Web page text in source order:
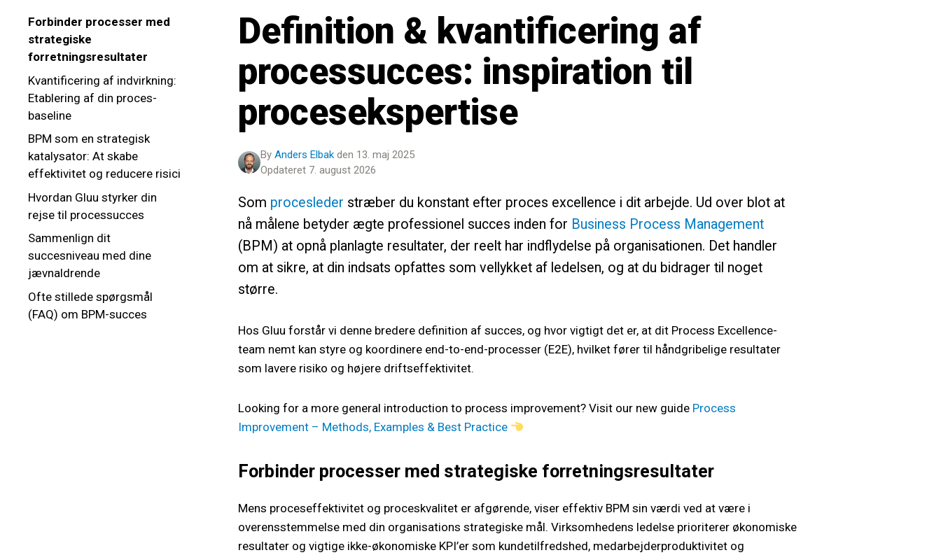
Forbinder processer med
strategiske
forretningsresultater
Kvantificering af indvirkning:
Etablering af din proces-
baseline
BPM som en strategisk
katalysator: At skabe
effektivitet og reducere risici
Hvordan Gluu styrker din
rejse til processucces
Sammenlign dit
succesniveau med dine
jævnaldrende
Ofte stillede spørgsmål
(FAQ) om BPM-succes
Definition & kvantificering af
processucces: inspiration til
procesekspertise
By Anders Elbak den 13. maj 2025
Opdateret 7. august 2026
Som procesleder stræber du konstant efter proces excellence i dit arbejde. Ud over blot at
nå målene betyder ægte professionel succes inden for Business Process Management
(BPM) at opnå planlagte resultater, der reelt har indflydelse på organisationen. Det handler
om at sikre, at din indsats opfattes som vellykket af ledelsen, og at du bidrager til noget
større.
Hos Gluu forstår vi denne bredere definition af succes, og hvor vigtigt det er, at dit Process Excellence-
team nemt kan styre og koordinere end-to-end-processer (E2E), hvilket fører til håndgribelige resultater
som lavere risiko og højere driftseffektivitet.
Looking for a more general introduction to process improvement? Visit our new guide Process
Improvement – Methods, Examples & Best Practice
Forbinder processer med strategiske forretningsresultater
Mens proceseffektivitet og proceskvalitet er afgørende, viser effektiv BPM sin værdi ved at være i
overensstemmelse med din organisations strategiske mål. Virksomhedens ledelse prioriterer økonomiske
resultater og vigtige ikke-økonomiske KPI’er som kundetilfredshed, medarbejderproduktivitet og